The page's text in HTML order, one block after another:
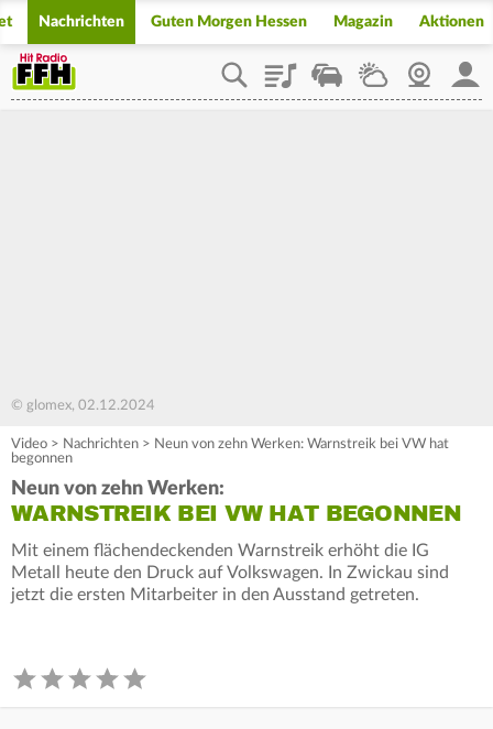
Nachrichten Guten Morgen Hessen Magazin Aktionen
PlaylistStaupilotWetterWebcam
© glomex, 02.12.2024
Video > Nachrichten > Neun von zehn Werken: Warnstreik bei VW hat
begonnen
Neun von zehn Werken:
WARNSTREIK BEI VW HAT BEGONNEN
Mit einem flächendeckenden Warnstreik erhöht die IG
Metall heute den Druck auf Volkswagen. In Zwickau sind
jetzt die ersten Mitarbeiter in den Ausstand getreten.